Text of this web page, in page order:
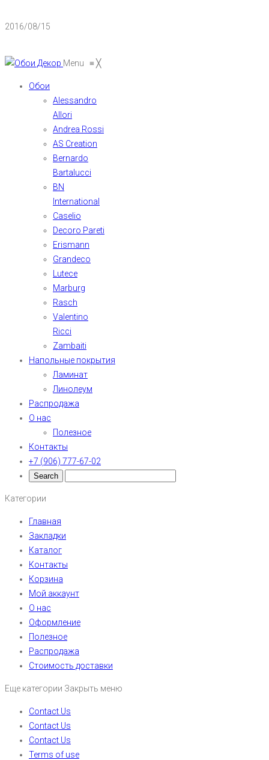
2016/08/15
Menu ≡╳
Обои
Alessandro
Allori
Andrea Rossi
AS Creation
Bernardo
Bartalucci
BN
International
Caselio
Decoro Pareti
Erismann
Grandeco
Lutece
Marburg
Rasch
Valentino
Ricci
Zambaiti
Напольные покрытия
Ламинат
Линолеум
Распродажа
О нас
Полезное
Контакты
+7 (906) 777-67-02
Категории
Главная
Закладки
Каталог
Контакты
Корзина
Мой аккаунт
О нас
Оформление
Полезное
Распродажа
Стоимость доставки
Еще категории Закрыть меню
Contact Us
Contact Us
Contact Us
Terms of use